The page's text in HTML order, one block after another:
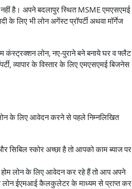
नहीं है। अपने बदलापुर स्थित MSME एमएसएमई
लिए भी लोन अगेंस्ट प्रॉपर्टी अथवा मॉर्गेज
कंस्ट्रक्शन लोन, नए-पुराने बने बनाये घर व फ्लैट
व्यापार के विस्तार के लिए एमएसएमई बिजनेस
के लिए आवेदन करने से पहले निम्नलिखित
सिबिल स्कोर अच्छा है तो आपको काम ब्याज पर
होम लोन के लिए आवेदन कर रहे हैं तो आप अपने
लोन ईएमआई कैलकुलेटर के माध्यम से प्राप्त कर